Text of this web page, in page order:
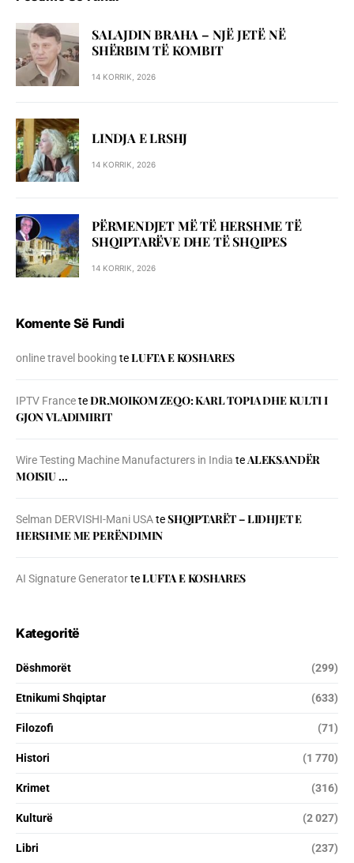
SALAJDIN BRAHA – NJЁ JETЁ NЁ
SHЁRBIM TЁ KOMBIT
14 KORRIK, 2026
LINDJA E LRSHJ
14 KORRIK, 2026
PËRMENDJET MË TË HERSHME TË
SHQIPTARËVE DHE TË SHQIPES
14 KORRIK, 2026
Komente Së Fundi
online travel booking teLUFTA E KOSHARES
IPTV FranceteDR.MOIKOM ZEQO: KARL TOPIA DHE KULTI I
GJON VLADIMIRIT
Wire Testing Machine Manufacturers in India teALEKSANDËR
MOISIU …
Selman DERVISHI-Mani USAteSHQIPTARËT – LIDHJET E
HERSHME ME PERËNDIMIN
AI Signature GeneratorteLUFTA E KOSHARES
Kategoritë
Dëshmorët (299)
Etnikumi Shqiptar (633)
Filozofi (71)
Histori (1 770)
Krimet (316)
Kulturë (2 027)
Libri (237)